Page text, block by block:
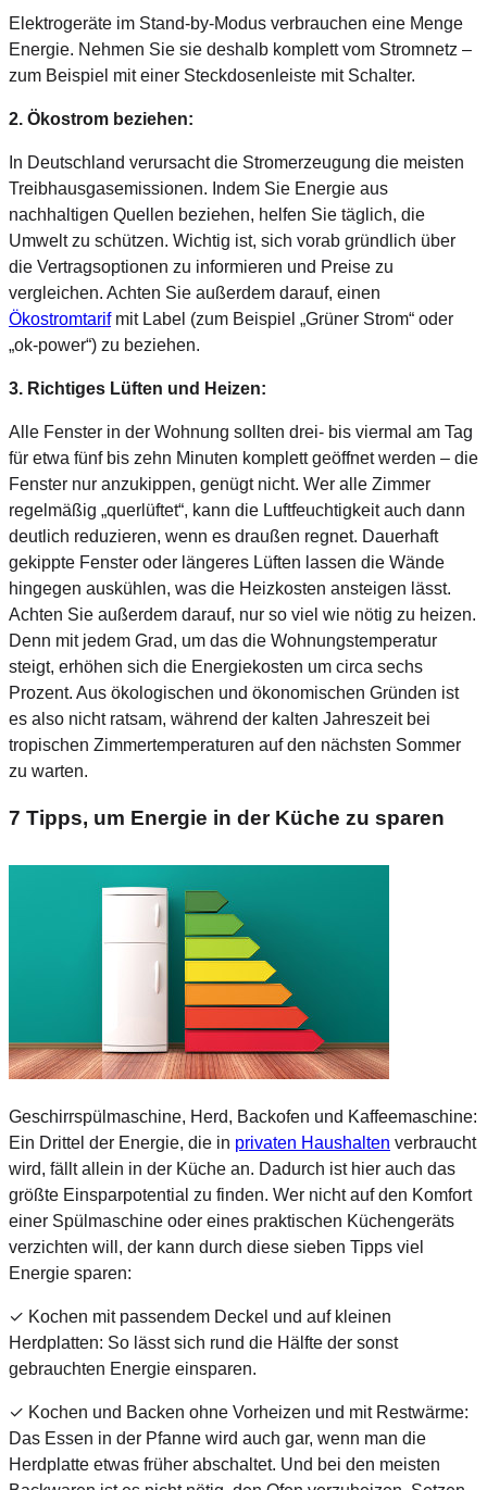
Elektrogeräte im Stand-by-Modus verbrauchen eine Menge
Energie. Nehmen Sie sie deshalb komplett vom Stromnetz –
zum Beispiel mit einer Steckdosenleiste mit Schalter.
2. Ökostrom beziehen:
In Deutschland verursacht die Stromerzeugung die meisten
Treibhausgasemissionen. Indem Sie Energie aus
nachhaltigen Quellen beziehen, helfen Sie täglich, die
Umwelt zu schützen. Wichtig ist, sich vorab gründlich über
die Vertragsoptionen zu informieren und Preise zu
vergleichen. Achten Sie außerdem darauf, einen
Ökostromtarifmit Label (zum Beispiel „Grüner Strom“ oder
„ok-power“) zu beziehen.
3. Richtiges Lüften und Heizen:
Alle Fenster in der Wohnung sollten drei- bis viermal am Tag
für etwa fünf bis zehn Minuten komplett geöffnet werden – die
Fenster nur anzukippen, genügt nicht. Wer alle Zimmer
regelmäßig „querlüftet“, kann die Luftfeuchtigkeit auch dann
deutlich reduzieren, wenn es draußen regnet. Dauerhaft
gekippte Fenster oder längeres Lüften lassen die Wände
hingegen auskühlen, was die Heizkosten ansteigen lässt.
Achten Sie außerdem darauf, nur so viel wie nötig zu heizen.
Denn mit jedem Grad, um das die Wohnungstemperatur
steigt, erhöhen sich die Energiekosten um circa sechs
Prozent. Aus ökologischen und ökonomischen Gründen ist
es also nicht ratsam, während der kalten Jahreszeit bei
tropischen Zimmertemperaturen auf den nächsten Sommer
zu warten.
7 Tipps, um Energie in der Küche zu sparen
Geschirrspülmaschine, Herd, Backofen und Kaffeemaschine:
Ein Drittel der Energie, die in privaten Haushalten verbraucht
wird, fällt allein in der Küche an. Dadurch ist hier auch das
größte Einsparpotential zu finden. Wer nicht auf den Komfort
einer Spülmaschine oder eines praktischen Küchengeräts
verzichten will, der kann durch diese sieben Tipps viel
Energie sparen:
✓ Kochen mit passendem Deckel und auf kleinen
Herdplatten: So lässt sich rund die Hälfte der sonst
gebrauchten Energie einsparen.
✓ Kochen und Backen ohne Vorheizen und mit Restwärme:
Das Essen in der Pfanne wird auch gar, wenn man die
Herdplatte etwas früher abschaltet. Und bei den meisten